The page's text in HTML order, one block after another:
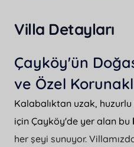
Villa Detayları
Çayköy'ün
ve Özel
Kalabalıktan uzak,
için Çayköy'de yer alan bu
her şeyi sunuyor.